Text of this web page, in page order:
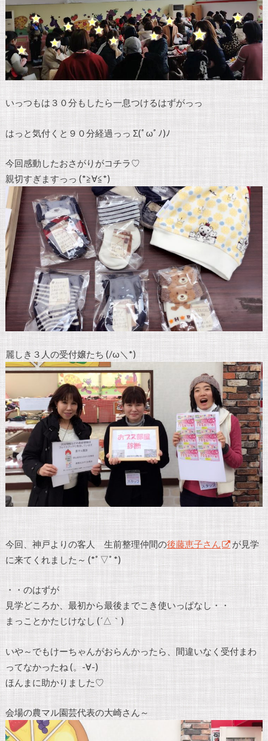
いっつもは３０分もしたら一息つけるはずがっっ
はっと気付くと９０分経過っっ Σ(ﾟωﾟﾉ)ﾉ
今回感動したおさがりがコチラ♡
親切すぎますっっ (*≧∀≦*)
麗しき３人の受付嬢たち (/ω＼*)
今回、神戸よりの客人 生前整理仲間の後藤恵子さん
が見学
に来てくれました～ (*ﾟ▽ﾟ*)
・・のはずが
見学どころか、最初から最後までこき使いっぱなし・・
まっことかたじけなし (´△｀)
いや～でもけーちゃんがおらんかったら、間違いなく受付まわ
ってなかったね (。-∀-)
ほんまに助かりました♡
会場の農マル園芸代表の大崎さん～